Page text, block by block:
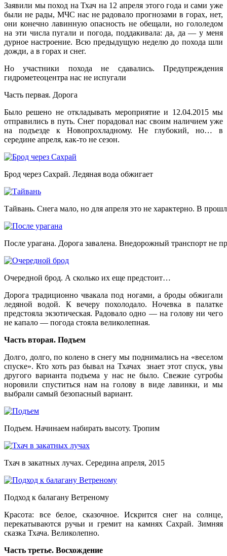
Заявили мы поход на Тхач на 12 апреля этого года и сами уже
были не рады, МЧС нас не радовало прогнозами в горах, нет,
они конечно лавинную опасность не обещали, но гололедом
на эти числа пугали и погода, поддакивала: да, да — у меня
дурное настроение. Всю предыдущую неделю до похода шли
дожди, а в горах и снег.
Но участники похода не сдавались. Предупреждения
гидрометеоцентра нас не испугали
Часть первая. Дорога
Было решено не откладывать мероприятие и 12.04.2015 мы
отправились в путь. Снег порадовал нас своим наличием уже
на подъезде к Новопрохладному. Не глубокий, но… в
середине апреля, как-то не сезон.
Брод через Сахрай. Ледяная вода обжигает
Тайвань. Снега мало, но для апреля это не характерно. В
После урагана. Дорога завалена. Внедорожный транспорт не
Очередной брод. А сколько их еще предстоит…
Дорога традиционно чвакала под ногами, а броды обжигали
ледяной водой. К вечеру похолодало. Ночевка в палатке
предстояла экзотическая. Радовало одно — на голову ни чего
не капало — погода стояла великолепная.
Часть вторая. Подъем
Долго, долго, по колено в снегу мы поднимались на «веселом
спуске». Кто хоть раз бывал на Тхачах знает этот спуск, увы
другого варианта подъема у нас не было. Свежие сугробы
норовили спуститься нам на голову в виде лавинки, и мы
выбрали самый безопасный вариант.
Подъем. Начинаем набирать высоту. Тропим
Тхач в закатных лучах. Середина апреля, 2015
Подход к балагану Ветреному
Красота: все белое, сказочное. Искрится снег на солнце,
перекатываются ручьи и гремит на камнях Сахрай. Зимняя
сказка Тхача. Великолепно.
Часть третье. Восхождение